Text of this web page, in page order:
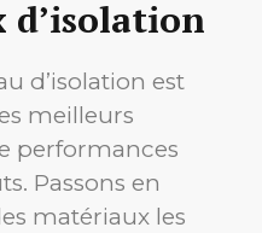
d’isolation
d’isolation est
meilleurs
performances
Passons en
matériaux les